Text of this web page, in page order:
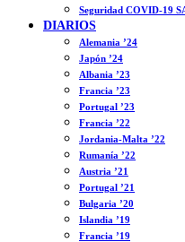
Seguridad COVID-19
DIARIOS
Alemania ’24
Japón ’24
Albania ’23
Francia ’23
Portugal ’23
Francia ’22
Jordania-Malta ’22
Rumanía ’22
Austria ’21
Portugal ’21
Bulgaria ’20
Islandia ’19
Francia ’19